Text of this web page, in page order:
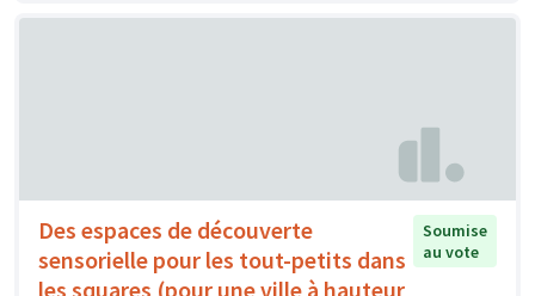
Des espaces de découverte
sensorielle pour les tout-petits dans
les squares (pour une ville à hauteur
Soumise
au vote